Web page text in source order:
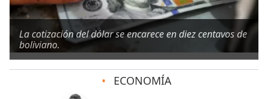
La cotización del dólar se encarece en diez centavos de
boliviano.
• ECONOMÍA